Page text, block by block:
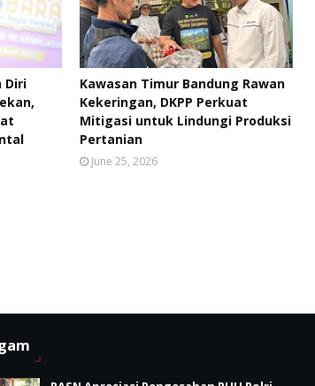
Diri
Kawasan Timur Bandung Rawan
Kekeringan, DKPP Perkuat
Mitigasi untuk Lindungi Produksi
Pertanian
June 25, 2026